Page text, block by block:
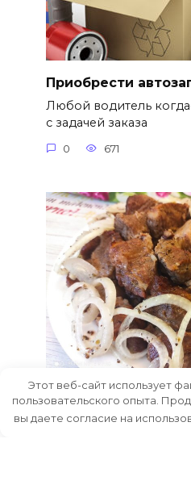
Приобрести
Любой водитель
с задачей заказа
0 671
Шашлык в духовке
подушке, рецепт
Этот веб-сайт использует
пользовательского опыта.
вы даете согласие на